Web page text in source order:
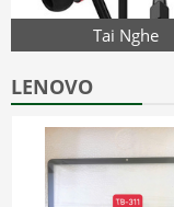
Tai Nghe
LENOVO